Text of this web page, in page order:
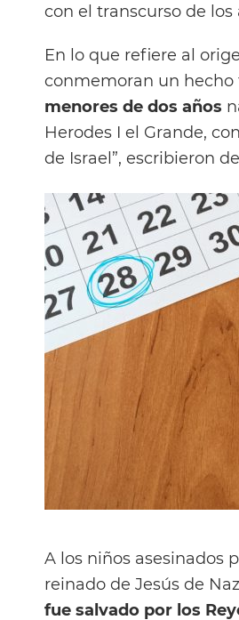
con el transcurso de
En lo que refiere al
conmemoran un hecho
menores de dos años
Herodes I el Grande,
de Israel”, escribieron
A los niños asesinados
reinado de Jesús de
fue salvado por los